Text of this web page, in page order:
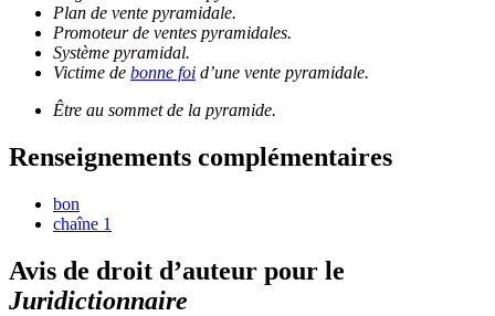
Plan de vente pyramidale.
Promoteur de ventes pyramidales.
Système pyramidal.
Victime de bonne foi d’une vente pyramidale.
Être au sommet de la pyramide.
Renseignements complémentaires
bon
chaîne 1
Avis de droit d’auteur pour le
Juridictionnaire